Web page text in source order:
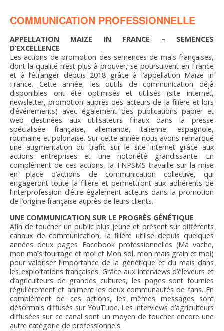
COMMUNICATION PROFESSIONNELLE
APPELLATION MAIZE IN FRANCE – SEMENCES
D’EXCELLENCE
Les actions de promotion des semences de maïs françaises,
dont la qualité n’est plus à prouver, se poursuivent en France
et à l’étranger depuis 2018 grâce à l’appellation Maize in
France. Cette année, les outils de communication déjà
disponibles ont été optimisés et utilisés (site internet,
newsletter, promotion auprès des acteurs de la filière et lors
d’événements) avec également des publications papier et
web destinées aux utilisateurs finaux dans la presse
spécialisée française, allemande, italienne, espagnole,
roumaine et polonaise. Sur cette année nous avons remarqué
une augmentation du trafic sur le site internet grâce aux
actions entreprises et une notoriété grandissante. En
complément de ces actions, la FNPSMS travaille sur la mise
en place d’actions de communication collective, qui
engageront toute la filière et permettront aux adhérents de
l’interprofession d’être également acteurs dans la promotion
de l’origine française auprès de leurs clients.
UNE COMMUNICATION SUR LE PROGRÈS GÉNÉTIQUE
Afin de toucher un public plus jeune et présent sur différents
canaux de communication, la filière utilise depuis quelques
années deux pages Facebook professionnelles (Ma vache,
mon maïs fourrage et moi et Mon sol, mon maïs grain et moi)
pour valoriser l’importance de la génétique et du maïs dans
les exploitations françaises. Grâce aux interviews d’éleveurs et
d’agriculteurs de grandes cultures, les pages sont fournies
régulièrement et animent les deux communautés de fans. En
complément de ces actions, les mêmes messages sont
désormais diffusés sur YouTube. Les interviews d’agriculteurs
diffusées sur ce canal sont un moyen de toucher encore une
autre catégorie de professionnels.